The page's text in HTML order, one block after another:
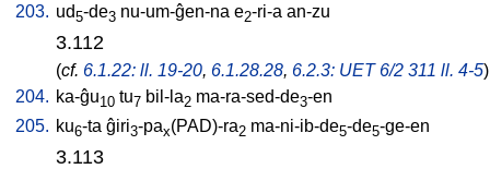
203. ud5-de3 nu-um-ĝen-na e2-ri-a an-zu
3.112
(cf. 6.1.22: ll. 19-20, 6.1.28.28, 6.2.3: UET 6/2 311 ll. 4-5)
204. ka-ĝu10 tu7 bil-la2 ma-ra-sed-de3-en
205. ku6-ta ĝiri3-pax(PAD)-ra2 ma-ni-ib-de5-de5-ge-en
3.113